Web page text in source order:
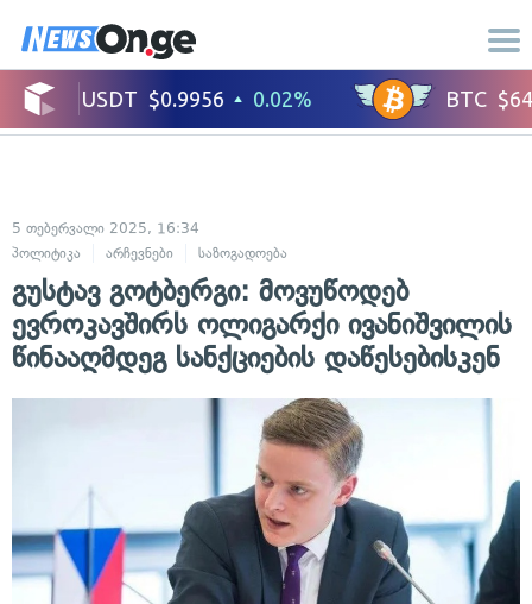
5 თებერვალი 2025, 16:34
პოლიტიკა
არჩევნები საზოგადოება
გუსტავ გოტბერგი: მოვუწოდებ
ევროკავშირს ოლიგარქი ივანიშვილის
წინააღმდეგ სანქციების დაწესებისკენ